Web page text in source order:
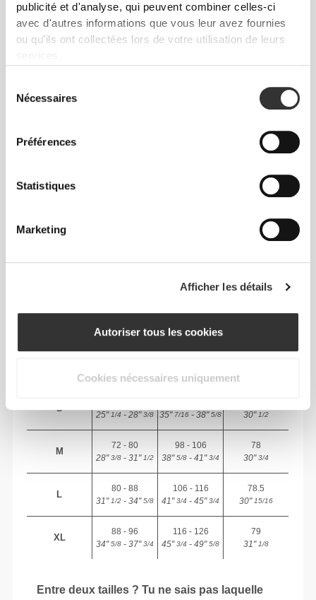
publicité et d'analyse, qui peuvent combiner celles-ci
avec d'autres informations que vous leur avez fournies
ou qu'ils ont collectées lors de votre utilisation de leurs
services.
Nécessaires
Préférences
Statistiques
Marketing
Afficher les détails
Autoriser tous les cookies
Cookies nécessaires uniquement
confortable et décontractée pour un look casual.
TAILLE RECOMMANDÉE EN FONCTION DE
HANCHES
(cm)/(in)
mesuré de
l'entrejambe à
(cm)/(in)
56 - 64
77
S
25"1/4 - 28"3/8
35"7/16 - 38"5/8
30"1/2
M
72 - 80
28"3/8 - 31"1/2
98 - 106
38"5/8 - 41"3/4
78
30"3/4
L
80 - 88
31"1/2 - 34"5/8
106 - 116
41"3/4 - 45"3/4
78.5
30"15/16
XL
88 - 96
34"5/8 - 37"3/4
116 - 126
45"3/4 - 49"5/8
79
31"1/8
Entre deux tailles ? Tu ne sais pas laquelle